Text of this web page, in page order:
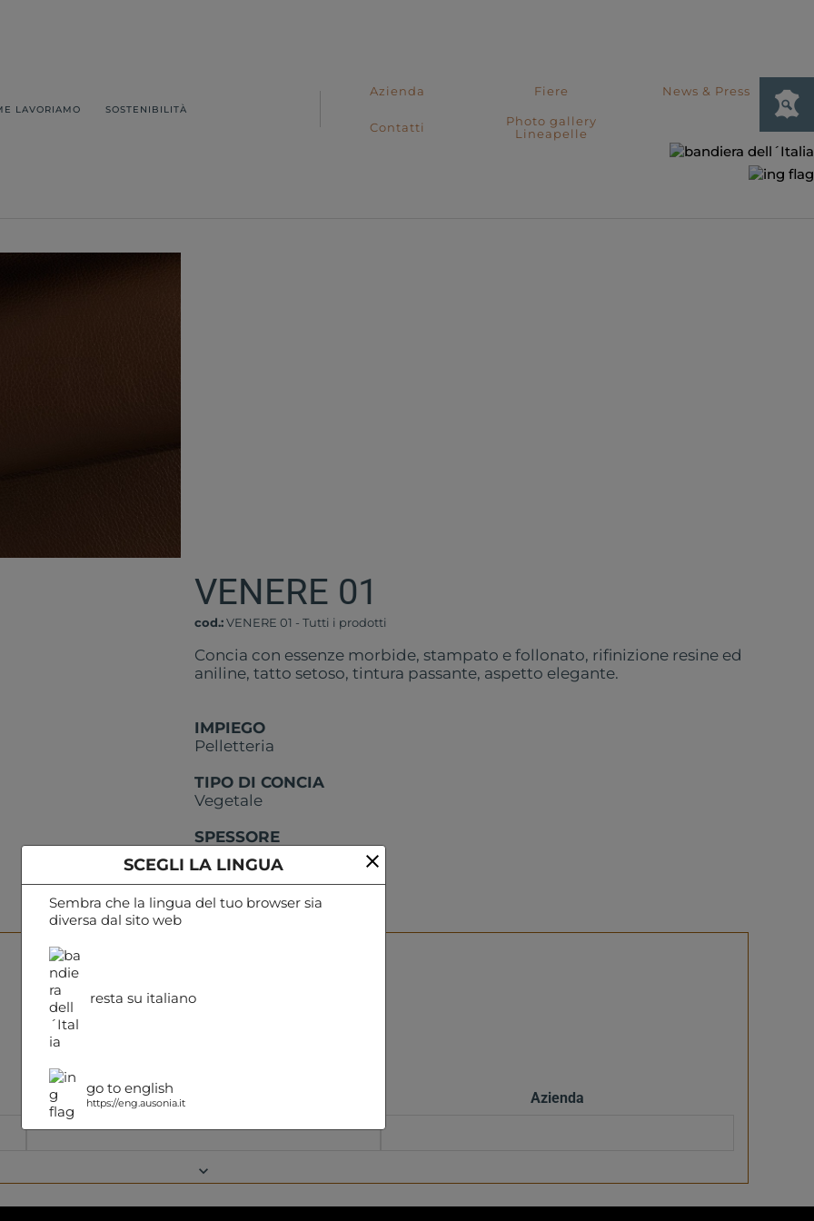
LAVORIAMO SOSTENIBILITÀ
Azienda Fiere News & Press
Contatti
Photo gallery
Lineapelle
VENERE 01
cod.:VENERE 01 - Tutti i prodotti
Concia con essenze morbide, stampato e follonato, rifinizione resine ed
aniline, tatto setoso, tintura passante, aspetto elegante.
IMPIEGO
Pelletteria
TIPO DI CONCIA
Vegetale
SPESSORE
1,4/1,6 mm
TAGLIO
MEZZO VITELLO
Riempi il modulo sottostante per richiedere un contatto.
Un nostro incaricato ti risponderà il prima possibile.
Cognome
Azienda
keyboard_arrow_down
close
SCEGLI LA LINGUA
Sembra che la lingua del tuo browser sia
diversa dal sito web
resta su italiano
go to english
https://eng.ausonia.it